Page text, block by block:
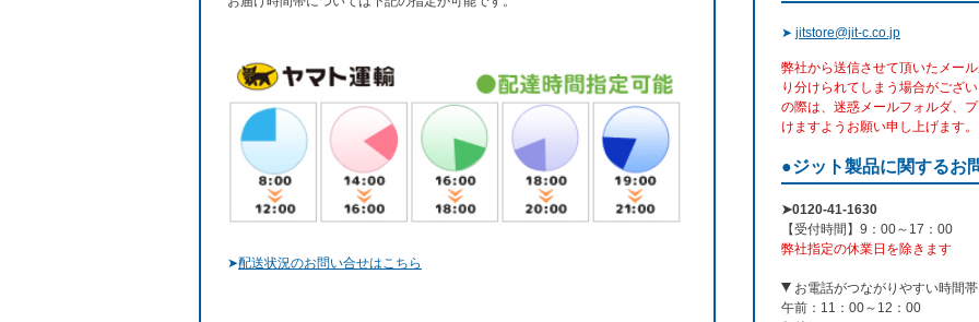
➤配送状況のお問い合せはこちら
➤ jitstore@jit-c.co.jp
弊社から送信させて頂いたメー
り分けられてしまう場合がござ
の際は、迷惑メールフォルダ、
けますようお願い申し上げます。
●ジット製品に関するお
➤0120-41-1630
【受付時間】9：00～17：00
弊社指定の休業日を除きます
お電話がつながりやすい時間帯
午前：11：00～12：00